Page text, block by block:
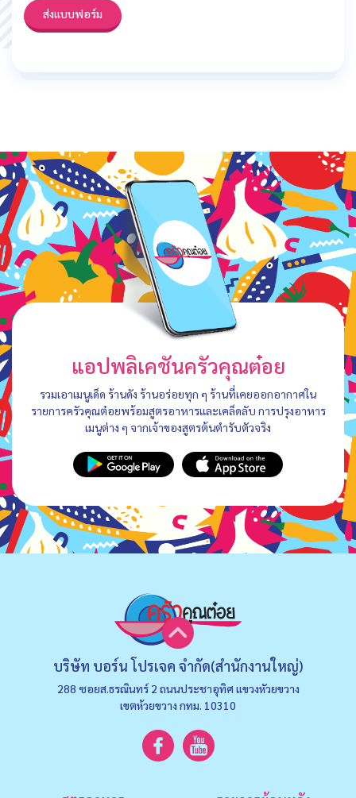
ส่งแบบฟอร์ม
แอปพลิเคชันครัวคุณต๋อย
รวมเอาเมนูเด็ด ร้านดัง ร้านอร่อยทุก ๆ ร้านที่เคยออกอากาศใน
รายการครัวคุณต๋อยพร้อมสูตรอาหารและเคล็ดลับ การปรุงอาหาร
เมนูต่าง ๆ จากเจ้าของสูตรต้นตำรับตัวจริง
บริษัท บอร์น โปรเจค จำกัด(สำนักงานใหญ่)
288 ซอยส.ธรณินทร์ 2 ถนนประชาอุทิศ แขวงหัวยขวาง
เขตห้วยขวาง กทม. 10310